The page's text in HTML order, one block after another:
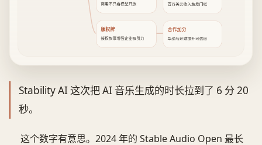
商用不只看模型开放 百万美元收入触发门槛
版权牌
授权叙事增强企业吸引力
合作加分
华纳与环球提升可信度
Stability AI 这次把 AI 音乐生成的时长拉到了 6 分 20
秒。
这个数字有意思。2024 年的 Stable Audio Open 最长